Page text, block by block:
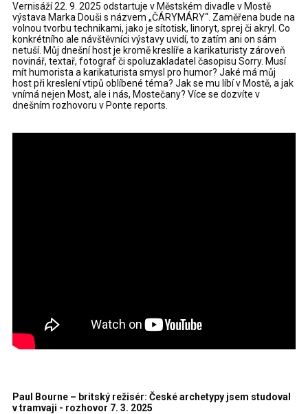
Vernisáží 22. 9. 2025 odstartuje v Městském divadle v Mostě
výstava Marka Douši s názvem „ČÁRYMÁRY“. Zaměřena bude na
volnou tvorbu technikami, jako je sítotisk, linoryt, sprej či akryl. Co
konkrétního ale návštěvníci výstavy uvidí, to zatím ani on sám
netuší. Můj dnešní host je kromě kreslíře a karikaturisty zároveň
novinář, textař, fotograf či spoluzakladatel časopisu Sorry. Musí
mít humorista a karikaturista smysl pro humor? Jaké má můj
host při kreslení vtipů oblíbené téma? Jak se mu líbí v Mostě, a jak
vnímá nejen Most, ale i nás, Mostečany? Více se dozvíte v
dnešním rozhovoru v Ponte reports.
Paul Bourne – britský režisér: České archetypy jsem studoval
v tramvaji - rozhovor 7. 3. 2025